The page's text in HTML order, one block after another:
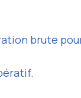
brute